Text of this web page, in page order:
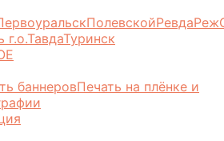
ПолевскойРевдаРеж
г.о.ТавдаТуринск
баннеровПечать на плёнке и